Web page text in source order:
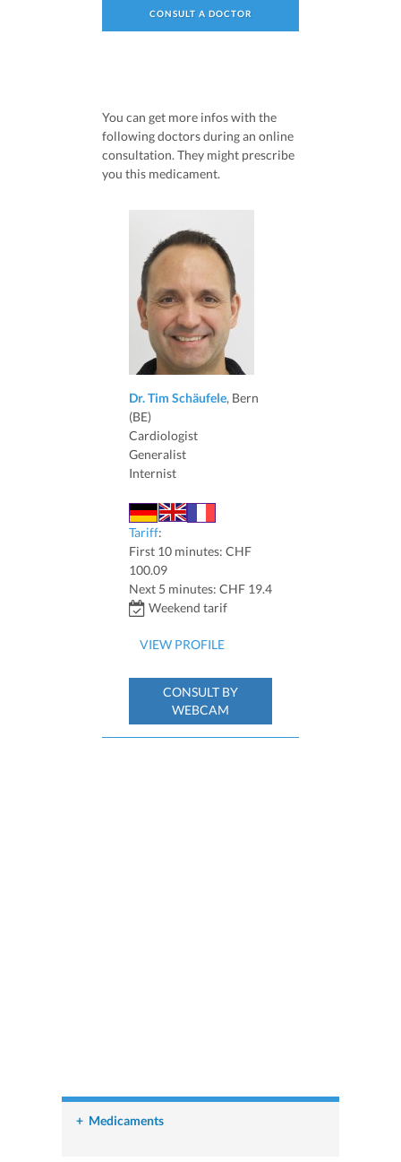
CONSULT A DOCTOR
You can get more infos with the
following doctors during an online
consultation. They might prescribe
you this medicament.
Dr. Tim Schäufele, Bern
(BE)
Cardiologist
Generalist
Internist
Tariff:
First 10 minutes: CHF
100.09
Next 5 minutes: CHF 19.4
Weekend tarif
VIEW PROFILE
CONSULT BY
WEBCAM
+ Medicaments